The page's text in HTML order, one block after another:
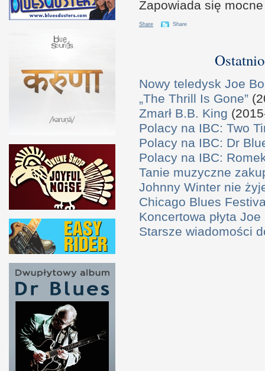
Zapowiada się
Share Share
Nowy teledysk Joe
„The Thrill Is Gone”
Zmarł B.B. King
Polacy na IBC: Two
Polacy na IBC: Dr
Polacy na IBC:
Tanie muzyczne
Johnny Winter nie
Chicago Blues
Koncertowa płyta
Starsze wiadomości